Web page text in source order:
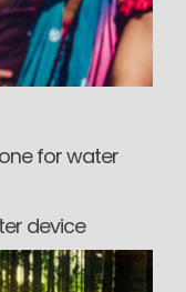
for water
device